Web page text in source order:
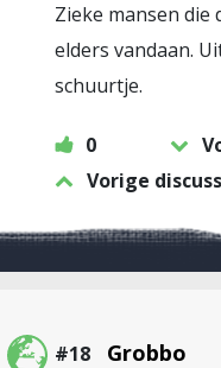
Zieke mansen
elders vandaan.
schuurtje.
0
Vorige
#18 Grobbo